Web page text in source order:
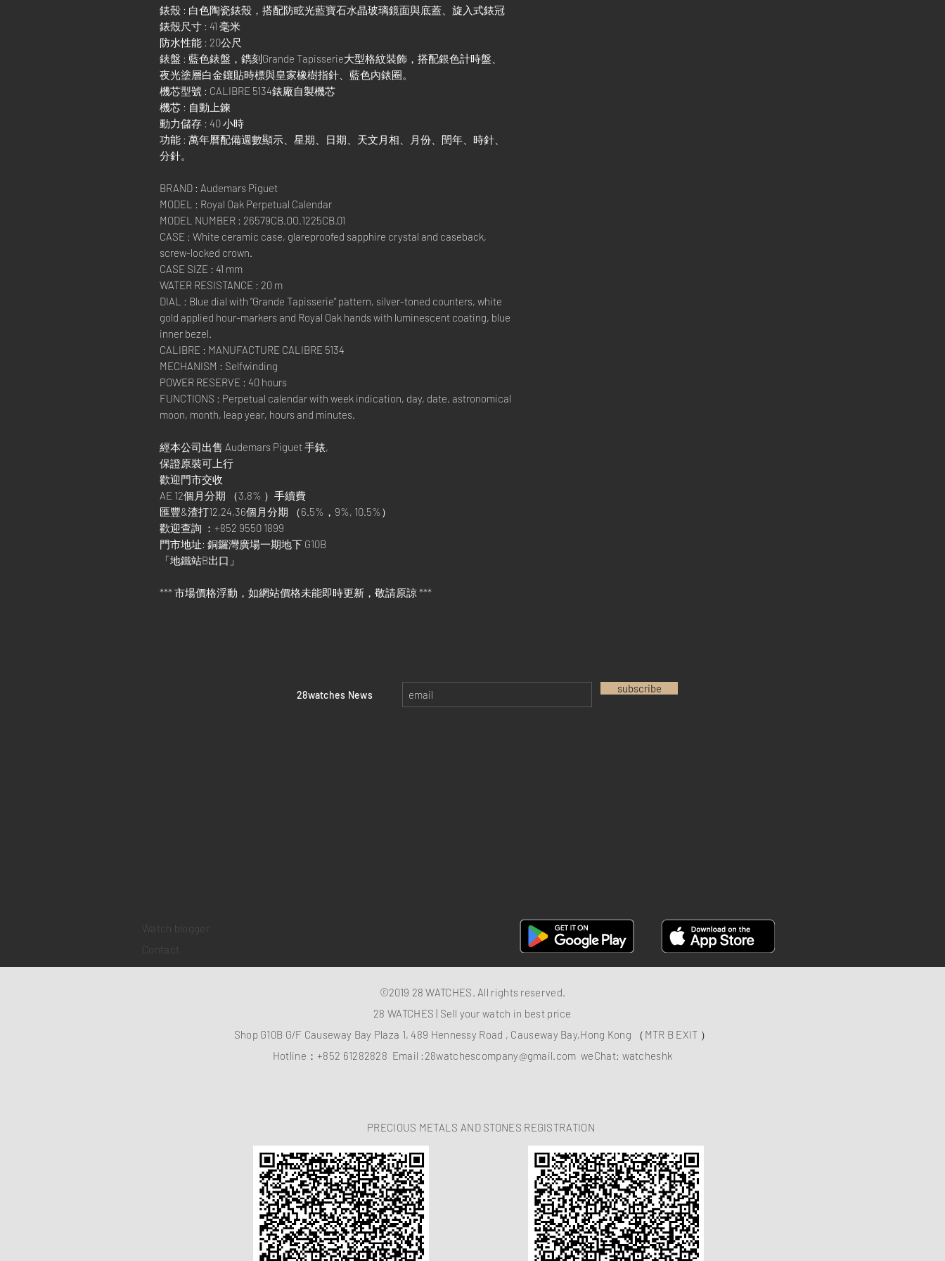
錶殼 : 白色陶瓷錶殼，搭配防眩光藍寶石水晶玻璃鏡面與底蓋、旋入式錶冠
錶殼尺寸 : 41 毫米
防水性能 : 20公尺
錶盤 : 藍色錶盤，鐫刻Grande Tapisserie大型格紋裝飾，搭配銀色計時盤、
夜光塗層白金鑲貼時標與皇家橡樹指針、藍色內錶圈。
機芯型號 : CALIBRE 5134錶廠自製機芯
機芯 : 自動上鍊
動力儲存 : 40 小時
功能 : 萬年曆配備週數顯示、星期、日期、天文月相、月份、閏年、時針、
分針。
BRAND : Audemars Piguet
MODEL : Royal Oak Perpetual Calendar
MODEL NUMBER : 26579CB.OO.1225CB.01
CASE : White ceramic case, glareproofed sapphire crystal and caseback,
screw-locked crown.
CASE SIZE : 41 mm
WATER RESISTANCE : 20 m
DIAL : Blue dial with “Grande Tapisserie” pattern, silver-toned counters, white
gold applied hour-markers and Royal Oak hands with luminescent coating, blue
inner bezel.
CALIBRE : MANUFACTURE CALIBRE 5134
MECHANISM : Selfwinding
POWER RESERVE : 40 hours
FUNCTIONS : Perpetual calendar with week indication, day, date, astronomical
moon, month, leap year, hours and minutes.
經本公司出售 Audemars Piguet 手錶,
保證原裝可上行
歡迎門市交收
AE 12個月分期 （3.8% ）手續費
匯豐&渣打12,24,36個月分期 （6.5%，9%, 10.5%）
歡迎查詢 ：+852 9550 1899
門市地址: 銅鑼灣廣場一期地下 G10B
「地鐵站B出口」
*** 市場價格浮動，如網站價格未能即時更新，敬請原諒 ***
​28watches News
subscribe
Watch blogger
Contact
©2019 28 WATCHES. All rights reserved.
28 WATCHES | Sell your watch in best price
Shop G10B G/F Causeway Bay Plaza 1, 489 Hennessy Road , Causeway Bay,Hong Kong （MTR B EXIT ）
Hotline：+852 61282828 Email : 28watchescompany@gmail.com weChat: watcheshk
PRECIOUS METALS AND STONES REGISTRATION